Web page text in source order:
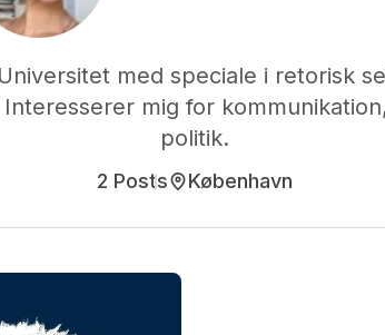
med speciale i retorisk
mig for
politik.
2 Posts København